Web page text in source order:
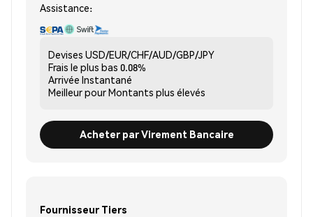
Assistance:
Devises USD/EUR/CHF/AUD/GBP/JPY
Frais le plus bas 0.08%
Arrivée Instantané
Meilleur pourMontants plus élevés
Acheter par Virement Bancaire
Fournisseur Tiers